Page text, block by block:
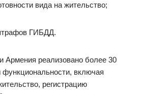
вида на жительство;
ГИБДД.
Армения реализовано более 30
функциональности, включая
регистрацию